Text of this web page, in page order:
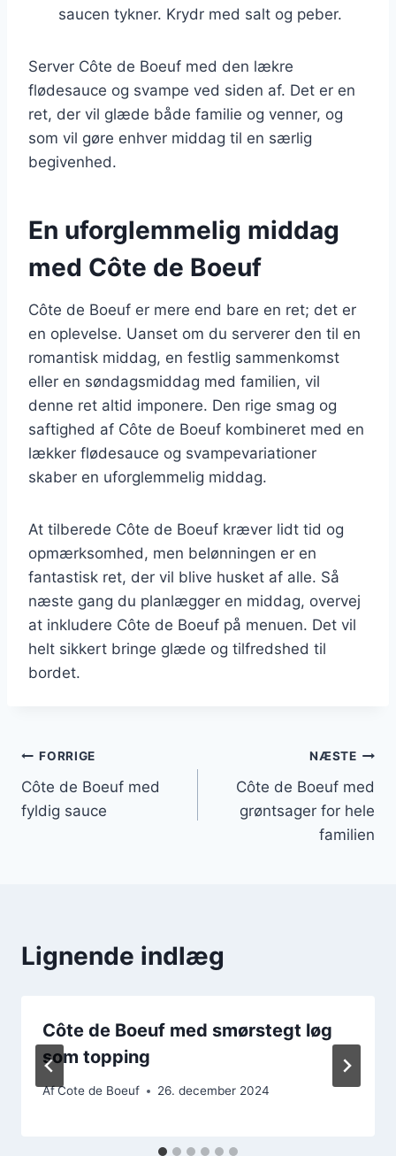
saucen tykner. Krydr med salt og peber.
Server Côte de Boeuf med den lækre
flødesauce og svampe ved siden af. Det er en
ret, der vil glæde både familie og venner, og
som vil gøre enhver middag til en særlig
begivenhed.
En uforglemmelig middag
med Côte de Boeuf
Côte de Boeuf er mere end bare en ret; det er
en oplevelse. Uanset om du serverer den til en
romantisk middag, en festlig sammenkomst
eller en søndagsmiddag med familien, vil
denne ret altid imponere. Den rige smag og
saftighed af Côte de Boeuf kombineret med en
lækker flødesauce og svampevariationer
skaber en uforglemmelig middag.
At tilberede Côte de Boeuf kræver lidt tid og
opmærksomhed, men belønningen er en
fantastisk ret, der vil blive husket af alle. Så
næste gang du planlægger en middag, overvej
at inkludere Côte de Boeuf på menuen. Det vil
helt sikkert bringe glæde og tilfredshed til
bordet.
Indlægsnavigation
FORRIGE
Côte de Boeuf med
fyldig sauce
NÆSTE
Côte de Boeuf med
grøntsager for hele
familien
Lignende indlæg
Côte de Boeuf med smørstegt løg
som topping
AfCote de Boeuf 26. december 2024